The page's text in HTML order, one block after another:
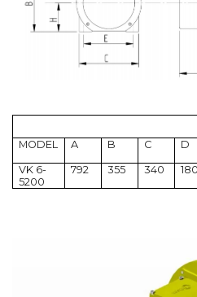
MODEL
A B C D
VK 6-
5200
792 355 340 180